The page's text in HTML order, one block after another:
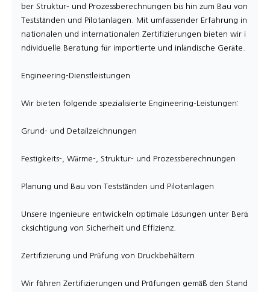
ber Struktur- und Prozessberechnungen bis hin zum Bau von
Testständen und Pilotanlagen. Mit umfassender Erfahrung in
nationalen und internationalen Zertifizierungen bieten wir i
ndividuelle Beratung für importierte und inländische Geräte.
Engineering-Dienstleistungen
Wir bieten folgende spezialisierte Engineering-Leistungen:
Grund- und Detailzeichnungen
Festigkeits-, Wärme-, Struktur- und Prozessberechnungen
Planung und Bau von Testständen und Pilotanlagen
Unsere Ingenieure entwickeln optimale Lösungen unter Berü
cksichtigung von Sicherheit und Effizienz.
Zertifizierung und Prüfung von Druckbehältern
Wir führen Zertifizierungen und Prüfungen gemäß den Stand